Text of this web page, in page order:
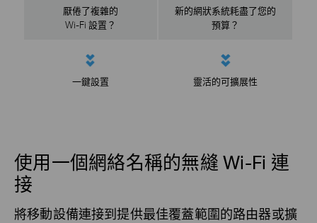
厭倦了複雜的
Wi-Fi 設置？
一鍵設置
新的網狀系統耗盡了您的
預算？
靈活的可擴展性
使用一個網絡名稱的無縫 Wi-Fi 連
接
將移動設備連接到提供最佳覆蓋範圍的路由器或擴